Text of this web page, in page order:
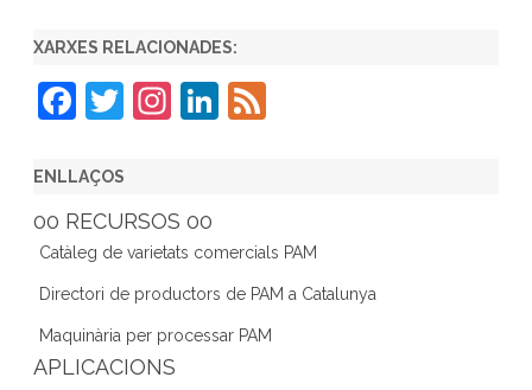
XARXES RELACIONADES:
F
c
e
b
o
o
k
T
er
In
gr
a
m
Li
dI
n
ENLLAÇOS
00 RECURSOS 00
Catàleg de varietats comercials PAM
Directori de productors de PAM a Catalunya
Maquinària per processar PAM
APLICACIONS